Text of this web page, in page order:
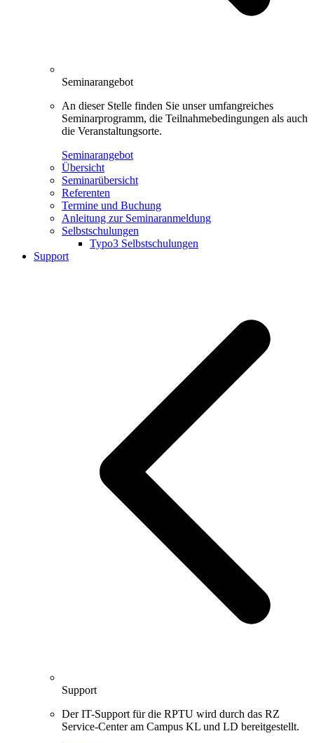
Seminarangebot
An dieser Stelle finden Sie unser umfangreiches
Seminarprogramm, die Teilnahmebedingungen als auch
die Veranstaltungsorte.
Seminarangebot
Übersicht
Seminarübersicht
Referenten
Termine und Buchung
Anleitung zur Seminaranmeldung
Selbstschulungen
Typo3 Selbstschulungen
Support
Support
Der IT-Support für die RPTU wird durch das RZ
Service-Center am Campus KL und LD bereitgestellt.